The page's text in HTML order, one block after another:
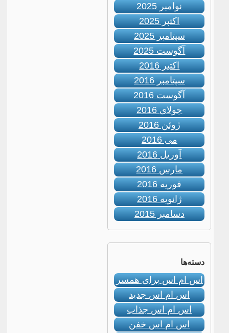
نوامبر 2025
اکتبر 2025
سپتامبر 2025
آگوست 2025
اکتبر 2016
سپتامبر 2016
آگوست 2016
جولای 2016
ژوئن 2016
می 2016
آوریل 2016
مارس 2016
فوریه 2016
ژانویه 2016
دسامبر 2015
دسته‌ها
اس ام اس برای همسر
اس ام اس جدید
اس ام اس جذاب
اس ام اس خفن